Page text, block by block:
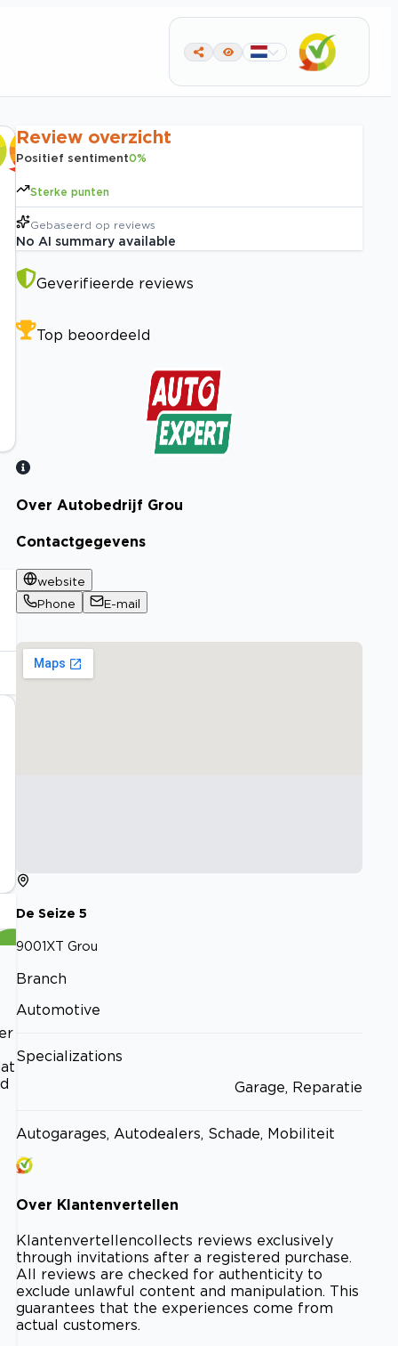
Review overzicht
Positief sentiment0%
Sterke punten
Gebaseerd op reviews
No AI summary available
Geverifieerde reviews
Top beoordeeld
Bekijk certificaat
Over Autobedrijf Grou
Contactgegevens
website
Phone
E-mail
De Seize 5
9001XT Grou
Branch
Automotive
Specializations
Garage, Reparatie
Autogarages, Autodealers, Schade, Mobiliteit
Over Klantenvertellen
Klantenvertellencollects reviews exclusively
through invitations after a registered purchase.
All reviews are checked for authenticity to
exclude unlawful content and manipulation. This
guarantees that the experiences come from
actual customers.